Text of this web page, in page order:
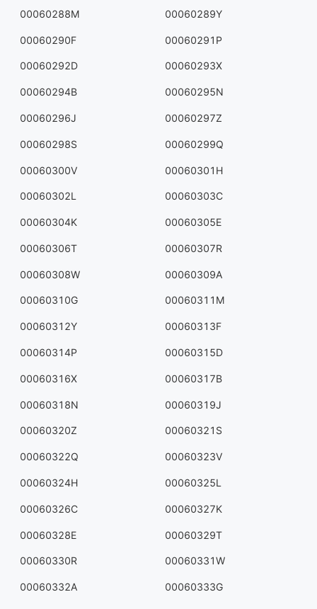
00060288M 00060289Y
00060290F 00060291P
00060292D 00060293X
00060294B 00060295N
00060296J 00060297Z
00060298S 00060299Q
00060300V 00060301H
00060302L 00060303C
00060304K 00060305E
00060306T 00060307R
00060308W 00060309A
00060310G 00060311M
00060312Y 00060313F
00060314P 00060315D
00060316X 00060317B
00060318N 00060319J
00060320Z 00060321S
00060322Q 00060323V
00060324H 00060325L
00060326C 00060327K
00060328E 00060329T
00060330R 00060331W
00060332A 00060333G